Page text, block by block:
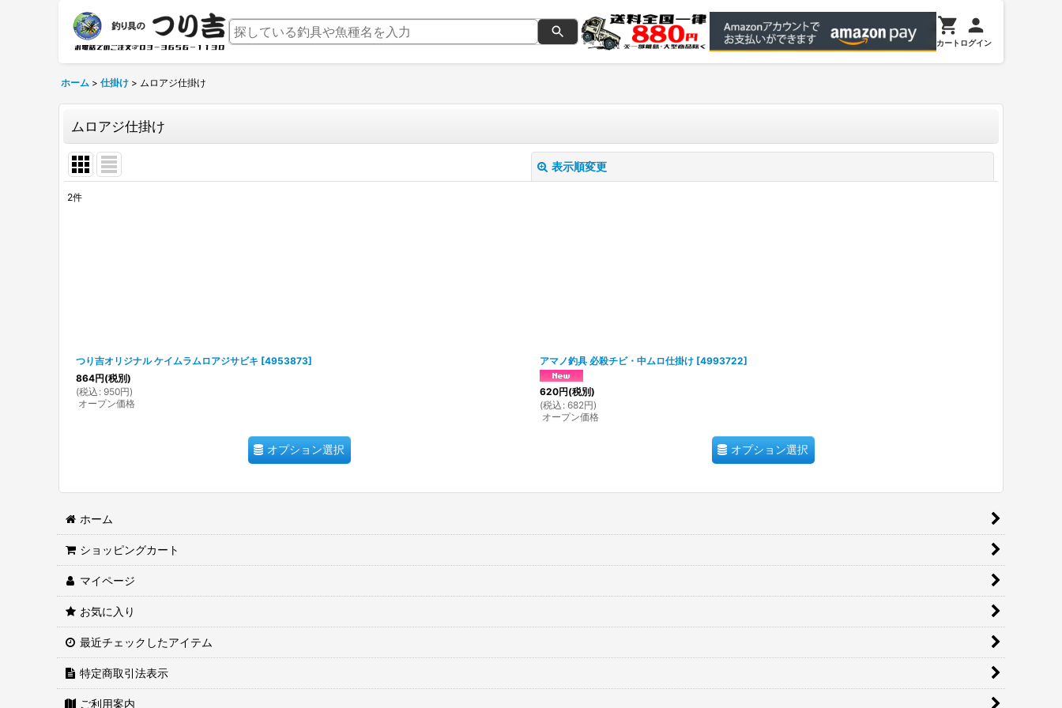
カート ログイン
ホーム > 仕掛け > ムロアジ仕掛け
ムロアジ仕掛け
表示順変更
2件
つり吉オリジナル ケイムラムロアジサビキ [4953873]
864円(税別)
(税込 : 950円)
オープン価格
オプション選択
アマノ釣具 必殺チビ・中ムロ仕掛け [4993722]
620円(税別)
(税込 : 682円)
オープン価格
オプション選択
ホーム
ショッピングカート
マイページ
お気に入り
最近チェックしたアイテム
特定商取引法表示
ご利用案内